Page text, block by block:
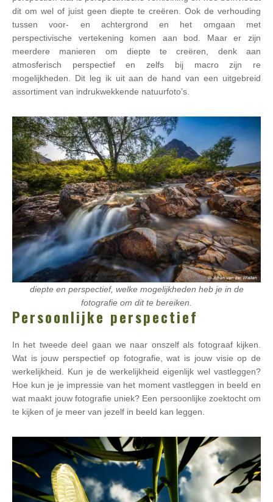
dit om wel of juist geen diepte te creëren. Ook de verhouding
tussen voor- en achtergrond en het omgaan met
perspectivische vertekening komen aan bod. Maar er zijn
meerdere manieren om diepte te creëren, denk aan
atmosferisch perspectief en zelfs bij macro zijn re
mogelijkheden. Dit leg ik uit aan de hand van een uitgebreid
assortiment van indrukwekkende natuurfoto’s.
diepte en perspectief, welke mogelijkheden heb je in de
fotografie om dit te bereiken.
Persoonlijke perspectief
In het tweede deel gaan we naar onszelf als fotograaf kijken.
Wat is jouw perspectief op fotografie, wat is jouw visie op de
werkelijkheid. Kun je de werkelijkheid eigenlijk wel vastleggen?
Hoe kun je je impressie van het moment vastleggen in beeld en
wat maakt jouw fotografie uniek? Een persoonlijke zoektocht om
te kijken of je meer van jezelf in beeld kan leggen.